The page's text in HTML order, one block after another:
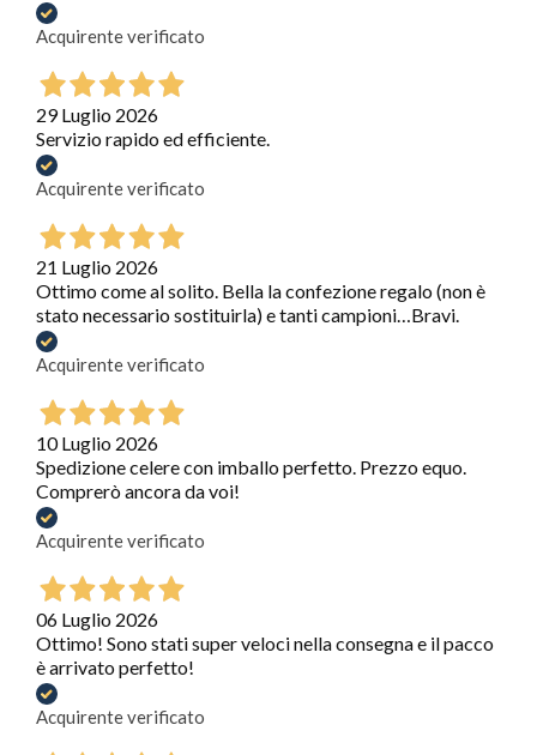
Acquirente verificato
29 Luglio 2026
Servizio rapido ed efficiente.
Acquirente verificato
21 Luglio 2026
Ottimo come al solito. Bella la confezione regalo (non è
stato necessario sostituirla) e tanti campioni…Bravi.
Acquirente verificato
10 Luglio 2026
Spedizione celere con imballo perfetto. Prezzo equo.
Comprerò ancora da voi!
Acquirente verificato
06 Luglio 2026
Ottimo! Sono stati super veloci nella consegna e il pacco
è arrivato perfetto!
Acquirente verificato